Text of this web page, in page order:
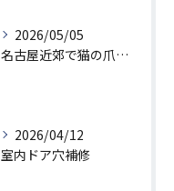
2026/05/05
名古屋近郊で猫の爪とぎでボロボロになった柱を補修させていただきました
2026/04/12
室内ドア穴補修